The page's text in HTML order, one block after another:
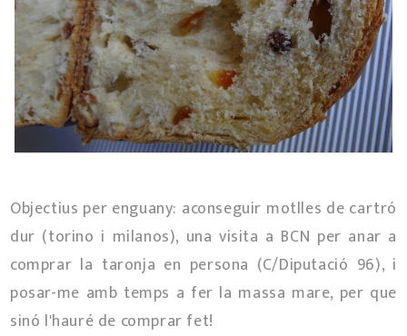
Objectius per enguany: aconseguir motlles de cartró
dur (torino i milanos), una visita a BCN per anar a
comprar la taronja en persona (C/Diputació 96), i
posar-me amb temps a fer la massa mare, per que
sinó l'hauré de comprar fet!